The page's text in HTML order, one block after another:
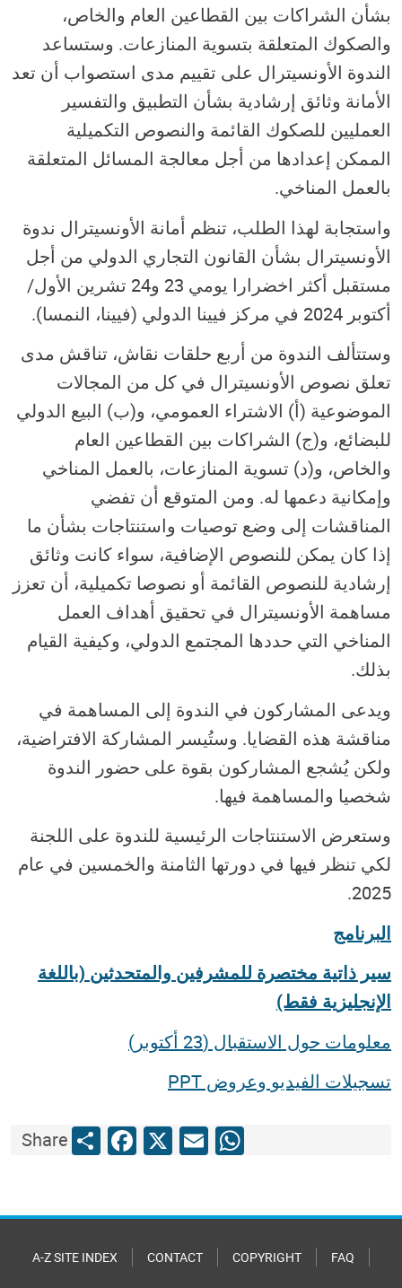
بشأن الشراكات بين القطاعين العام والخاص،
والصكوك المتعلقة بتسوية المنازعات. وستساعد
الندوة الأونسيترال على تقييم مدى استصواب أن تعد
الأمانة وثائق إرشادية بشأن التطبيق والتفسير
العمليين للصكوك القائمة والنصوص التكميلية
الممكن إعدادها من أجل معالجة المسائل المتعلقة
بالعمل المناخي.
واستجابة لهذا الطلب، تنظم أمانة الأونسيترال ندوة
الأونسيترال بشأن القانون التجاري الدولي من أجل
مستقبل أكثر اخضرارا يومي 23 و24 تشرين الأول/
أكتوبر 2024 في مركز فيينا الدولي (فيينا، النمسا).
وستتألف الندوة من أربع حلقات نقاش، تناقش مدى
تعلق نصوص الأونسيترال في كل من المجالات
الموضوعية (أ) الاشتراء العمومي، و(ب) البيع الدولي
للبضائع، و(ج) الشراكات بين القطاعين العام
والخاص، و(د) تسوية المنازعات، بالعمل المناخي
وإمكانية دعمها له. ومن المتوقع أن تفضي
المناقشات إلى وضع توصيات واستنتاجات بشأن ما
إذا كان يمكن للنصوص الإضافية، سواء كانت وثائق
إرشادية للنصوص القائمة أو نصوصا تكميلية، أن تعزز
مساهمة الأونسيترال في تحقيق أهداف العمل
المناخي التي حددها المجتمع الدولي، وكيفية القيام
بذلك.
ويدعى المشاركون في الندوة إلى المساهمة في
مناقشة هذه القضايا. وستُيسر المشاركة الافتراضية،
ولكن يُشجع المشاركون بقوة على حضور الندوة
شخصيا والمساهمة فيها.
وستعرض الاستنتاجات الرئيسية للندوة على اللجنة
لكي تنظر فيها في دورتها الثامنة والخمسين في عام
2025.
البرنامج
سير ذاتية مختصرة للمشرفين والمتحدثين (باللغة
الإنجليزية فقط)
معلومات حول الاستقبال (23 أكتوبر)
تسجيلات الفيديو وعروض PPT
ShareShareFacebook
X EmailWhatsApp
A-Z SITE INDEX CONTACT COPYRIGHT FAQ